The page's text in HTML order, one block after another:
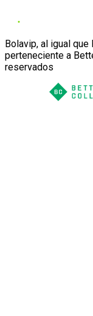
Bolavip, al igual
perteneciente a
reservados